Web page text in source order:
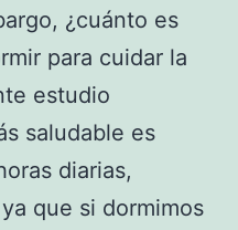
¿cuánto es
para cuidar la
estudio
saludable es
diarias,
que si dormimos